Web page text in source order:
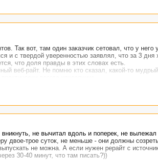
целый день. Написала-то за час-два, но
не поделаешь, так у меня моск устроен.
на текст.
15 пишешь как на духу.
Так вот, там один заказчик сетовал, что у него
и с твердой уверенностью заявлял, что за 3 дня
что доля правды в этих словах есть.
веб-райт. Не помню кто сказал, какой-то мудрый
не вычитал вдоль и поперек, не вылежал
двое-трое суток, не меньше - они должны
не можна. А если нужен рерайт с
30-40 минут, что там писать?))